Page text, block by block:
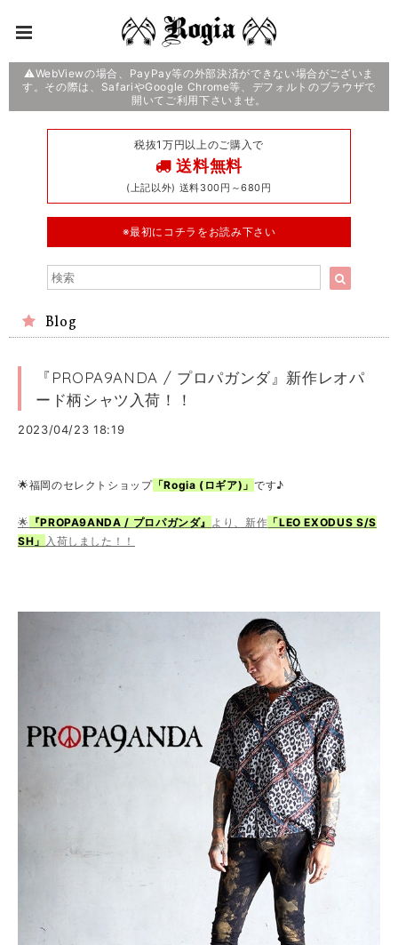
⚠️WebViewの場合、PayPay等の外部決済ができない場合がございま
す。その際は、SafariやGoogle Chrome等、デフォルトのブラウザで
開いてご利用下さいませ。
税抜1万円以上のご購入で
送料無料
(上記以外) 送料300円～680円
※最初にコチラをお読み下さい
Blog
『PROPA9ANDA / プロパガンダ』新作レオパ
ード柄シャツ入荷！！
2023/04/23 18:19
🌟福岡のセレクトショップ「Rogia (ロギア)」です♪
🌟 『PROPA9ANDA / プロパガンダ』 より、新作 「LEO EXODUS S/S
SH」 入荷しました！！